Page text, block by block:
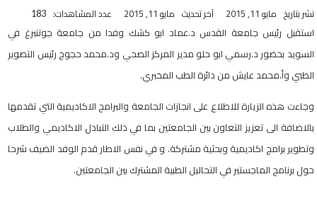
نشر بتاريخ مايو 11, 2015 آخر تحديث مايو 11, 2015 عدد المشاهدات: 183
​استقبل رئيس جامعة القدس د.عماد ابو كشك وفدا من جامعة جوتنبرغ في
السويد بحضور د.رسمي ابو حلو مدير المركز الصحي ود.محمد حجوج رئيس التصوير
الطبي وأ.محمد عايش من دائرة الطب المخبري.
وجاءت هذه الزيارة للاطلاع على انجازات الجامعة والبرامج الاكاديمية التي تقدمها
بالاضافة الى تعزيز التعاون بين الجامعتين بما في ذلك التبادل الاكاديمي والطلاب
وتطوير برامج اكاديمية وبحثية مشتركة. و في نفس الاطار قدم الوفد الضيف شرحا
حول برنامج الماجستير في التحاليل الطبية المشترك بين الجامعتين.